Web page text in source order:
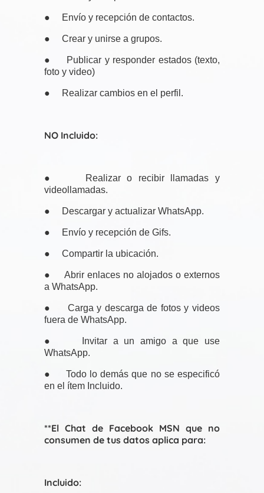
● Envío y recepción de contactos.
● Crear y unirse a grupos.
● Publicar y responder estados (texto,
foto y video)
● Realizar cambios en el perfil.
NO Incluido:
● Realizar o recibir llamadas y
videollamadas.
● Descargar y actualizar WhatsApp.
● Envío y recepción de Gifs.
● Compartir la ubicación.
● Abrir enlaces no alojados o externos
a WhatsApp.
● Carga y descarga de fotos y videos
fuera de WhatsApp.
● Invitar a un amigo a que use
WhatsApp.
● Todo lo demás que no se especificó
en el ítem Incluido.
**El Chat de Facebook MSN que no
consumen de tus datos aplica para:
Incluido: